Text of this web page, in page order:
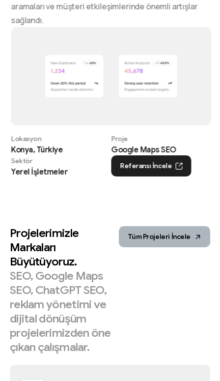
aramaları ve müşteri etkileşimlerinde önemli artışlar
sağlandı.
Lokasyon
Konya, Türkiye
Proje
Google Maps SEO
Sektör
Yerel İşletmeler
Referansı İncele
Projelerimizle
Markaları
Büyütüyoruz.
SEO, Google Maps
SEO, ChatGPTSEO,
reklamyönetimive
dijitaldönüşüm
projelerimizden öne
çıkan çalışmalar.
Tüm Projeleri İncele